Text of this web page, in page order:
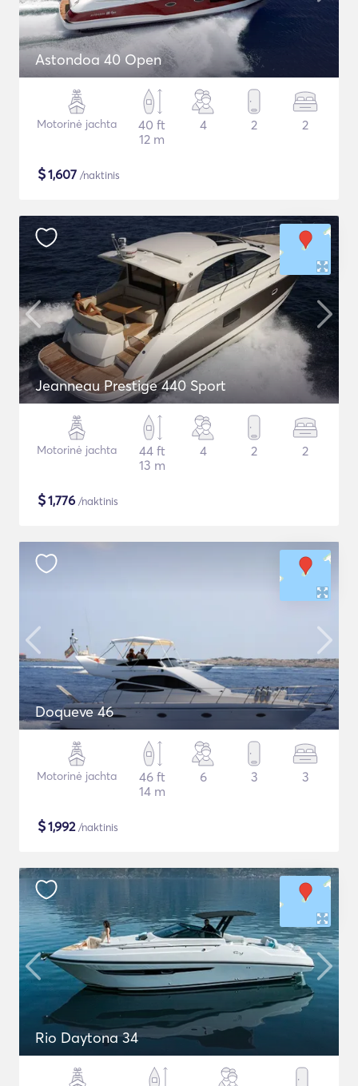
Astondoa 40 Open
Motorinė jachta
40 ft
12 m
4 2 2
$1,607 /naktinis
Jeanneau Prestige 440 Sport
Motorinė jachta
44 ft
13 m
4 2 2
$1,776 /naktinis
Doqueve 46
Motorinė jachta
46 ft
14 m
6 3 3
$1,992/naktinis
Rio Daytona 34